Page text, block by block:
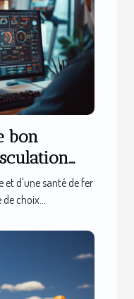
bon
et d'une santé de fer
choix...